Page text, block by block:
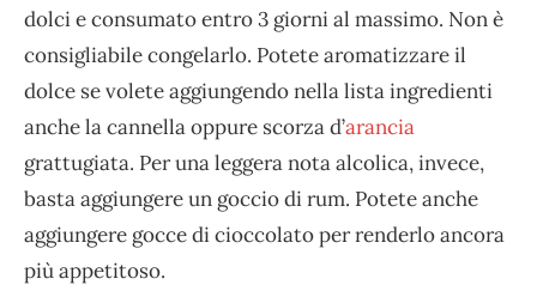
dolci e consumato entro 3 giorni al massimo. Non è
consigliabile congelarlo. Potete aromatizzare il
dolce se volete aggiungendo nella lista ingredienti
anche la cannella oppure scorza d’arancia
grattugiata. Per una leggera nota alcolica, invece,
basta aggiungere un goccio di rum. Potete anche
aggiungere gocce di cioccolato per renderlo ancora
più appetitoso.